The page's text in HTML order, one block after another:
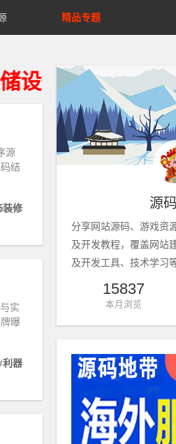
精品专题
除、不得违法运
源
结
装修
实
曝
利器
源
分享网站源码、游戏资
及开发教程，覆盖网站
及开发工具、技术学习
15837
本月浏览